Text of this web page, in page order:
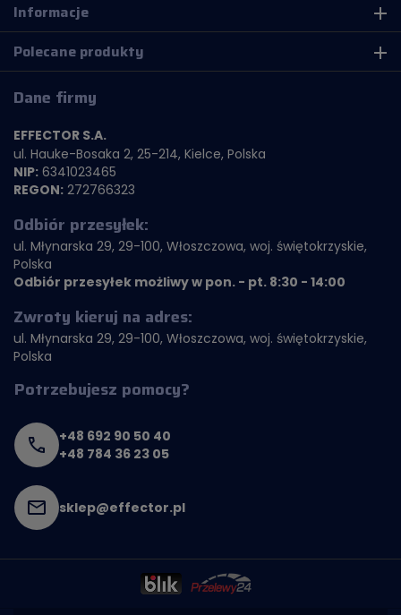
Informacje add
Polecane produkty add
Dane firmy
EFFECTOR S.A.
ul. Hauke-Bosaka 2, 25-214, Kielce, Polska
NIP: 6341023465
REGON: 272766323
Odbiór przesyłek:
ul. Młynarska 29, 29-100, Włoszczowa, woj. świętokrzyskie,
Polska
Odbiór przesyłek możliwy w pon. - pt. 8:30 - 14:00
Zwroty kieruj na adres:
ul. Młynarska 29, 29-100, Włoszczowa, woj. świętokrzyskie,
Polska
Potrzebujesz pomocy?
+48 692 90 50 40
+48 784 36 23 05
sklep@effector.pl